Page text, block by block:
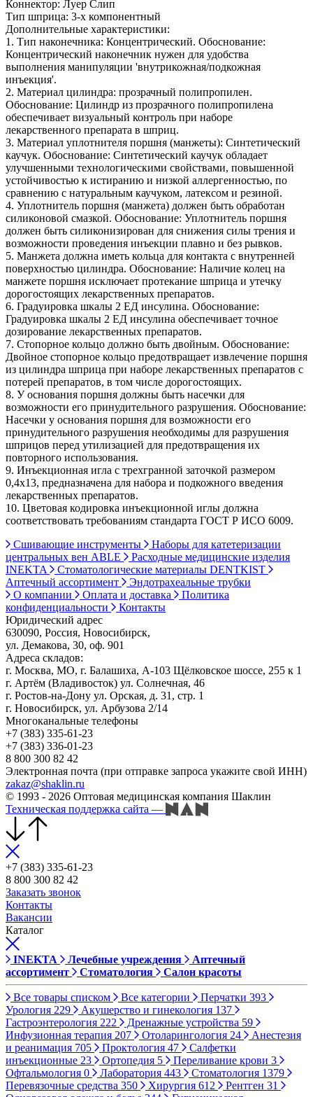
Коннектор: Луер Слип
Тип шприца: 3-х компонентный
Дополнительные характеристики:
1. Тип наконечника: Концентрический. Обоснование:
Концентрический наконечник нужен для удобства
выполнения манипуляции 'внутрикожная/подкожная
инъекция'.
2. Материал цилиндра: прозрачный полипропилен.
Обоснование: Цилиндр из прозрачного полипропилена
обеспечивает визуальный контроль при наборе
лекарственного препарата в шприц.
3. Материал уплотнителя поршня (манжеты): Синтетический
каучук. Обоснование: Синтетический каучук обладает
улучшенными технологическими свойствами, повышенной
устойчивостью к истиранию и низкой аллергенностью, по
сравнению с натуральным каучуком, латексом и резиной.
4. Уплотнитель поршня (манжета) должен быть обработан
силиконовой смазкой. Обоснование: Уплотнитель поршня
должен быть силиконизирован для снижения силы трения и
возможности проведения инъекции плавно и без рывков.
5. Манжета должна иметь кольца для контакта с внутренней
поверхностью цилиндра. Обоснование: Наличие колец на
манжете поршня исключает протекание шприца и утечку
дорогостоящих лекарственных препаратов.
6. Градуировка шкалы 2 EД инсулина. Обоснование:
Градуировка шкалы 2 EД инсулина обеспечивает точное
дозирование лекарственных препаратов.
7. Стопорное кольцо должно быть двойным. Обоснование:
Двойное стопорное кольцо предотвращает извлечение поршня
из цилиндра шприца при наборе лекарственных препаратов с
потерей препаратов, в том числе дорогостоящих.
8. У основания поршня должны быть насечки для
возможности его принудительного разрушения. Обоснование:
Насечки у основания поршня для возможности его
принудительного разрушения необходимы для разрушения
шприцов перед утилизацией для предотвращения их
повторного использования.
9. Инъекционная игла с трехгранной заточкой размером
0,4х13, предназначена для набора и подкожного введения
лекарственных препаратов.
10. Цветовая кодировка инъекционной иглы должна
соответствовать требованиям стандарта ГОСТ Р ИСО 6009.
Сшивающие инструменты
Наборы для катетеризации
центральных вен ABLE
Расходные медицинские изделия
INEKTA
Стоматологические материалы DENTKIST
Аптечный ассортимент
Эндотрахеальные трубки
О компании
Оплата и доставка
Политика
конфиденциальности
Контакты
Юридический адрес
630090, Россия, Новосибирск,
ул. Демакова, 30, оф. 901
Адреса складов:
г. Москва, МО, г. Балашиха, А-103 Щёлковское шоссе, 255 к 1
г. Артём (Владивосток) ул. Солнечная, 46
г. Ростов-на-Дону ул. Орская, д. 31, стр. 1
г. Новосибирск, ул. Арбузова 2/14
Многоканальные телефоны
+7 (383) 335-61-23
+7 (383) 336-01-23
8 800 300 82 42
Электронная почта (при отправке запроса укажите свой ИНН)
zakaz@shaklin.ru
© 1993 - 2026 Оптовая медицинская компания Шаклин
Техническая поддержка сайта —
+7 (383) 335-61-23
8 800 300 82 42
Заказать звонок
Контакты
Вакансии
Каталог
INEKTA Лечебные учреждения
Аптечный
ассортимент
Стоматология Салон красоты
Все товары списком Все категории Перчатки 393
Урология 229 Акушерство и гинекология 137
Гастроэнтерология 222 Дренажные устройства 59
Инфузионная терапия 207 Отоларингология 24
Анестезия
и реанимация 705 Проктология 47
Салфетки
инъекционные 23 Ортопедия 5 Переливание крови 3
Офтальмология 0 Лаборатория 443 Стоматология 1379
Перевязочные средства 350 Хирургия 612 Рентген 31